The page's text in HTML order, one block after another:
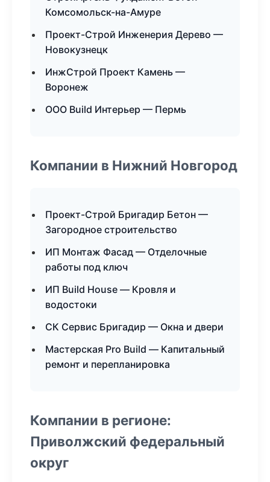
Комсомольск-на-Амуре
Проект-Строй Инженерия Дерево —
Новокузнецк
ИнжСтрой Проект Камень —
Воронеж
ООО Build Интерьер — Пермь
Компании в Нижний Новгород
Проект-Строй Бригадир Бетон —
Загородное строительство
ИП Монтаж Фасад — Отделочные
работы под ключ
ИП Build House — Кровля и
водостоки
СК Сервис Бригадир — Окна и двери
Мастерская Pro Build — Капитальный
ремонт и перепланировка
Компании в регионе:
Приволжский федеральный
округ